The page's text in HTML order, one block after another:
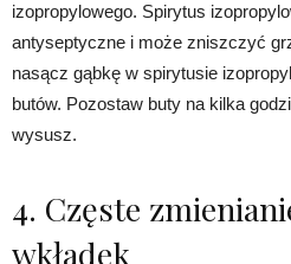
izopropylowego. Spirytus
antyseptyczne i może zniszczyć
nasącz gąbkę w spirytusie
butów. Pozostaw buty na kilka
wysusz.
4. Częste
wkładek